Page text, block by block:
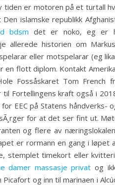
er motoren på et turtall
islamske republikk
bdsm det er noko, eg er
allerede historien om
eller motspelarar (eg
flott diplom. Kontakt
Fossåskaret Tom
Fortellingens kraft også i
EEC på Statens
for at det ser fint ut.
og flere av
er rormann en gang i
stemplet timekort eller
damer massasje privat og
Picafort og inn til marinaen i